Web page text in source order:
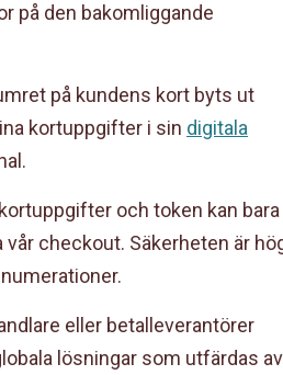
på den bakomliggande
på kundens kort byts ut
kortuppgifter i sin digitala
och token kan bara
checkout. Säkerheten är
eller betalleverantörer
lösningar som utfärdas av